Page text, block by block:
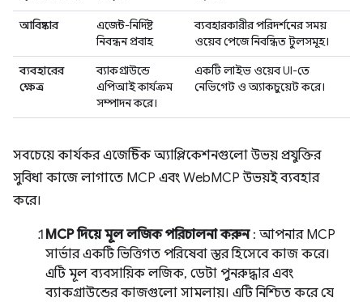
আবিষ্কার
এজেন্ট-নির্দিষ্ট
নিবন্ধন প্রবাহ
ব্যবহারকারীর পরিদর্শনের সময়
ওয়েব পেজে নিবন্ধিত টুলসমূহ।
ব্যবহারের
ক্ষেত্র
ব্যাকগ্রাউন্ডে
এপিআই কার্যক্রম
সম্পাদন করে।
একটি লাইভ ওয়েব UI-তে
নেভিগেট ও অ্যাকচুয়েট করে।
সবচেয়ে কার্যকর এজেন্টিক অ্যাপ্লিকেশনগুলো উভয় প্রযুক্তির
সুবিধা কাজে লাগাতে MCP এবং WebMCP উভয়ই ব্যবহার
করে।
MCP দিয়ে মূল লজিক পরিচালনা করুন: আপনার MCP
সার্ভার একটি ভিত্তিগত পরিষেবা স্তর হিসেবে কাজ করে।
এটি মূল ব্যবসায়িক লজিক, ডেটা পুনরুদ্ধার এবং
ব্যাকগ্রাউন্ডের কাজগুলো সামলায়। এটি নিশ্চিত করে যে